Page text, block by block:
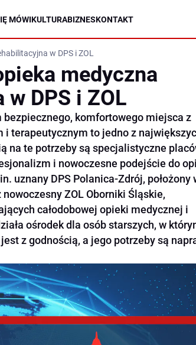
MÓWIKULTURABIZNESKONTAKT
w DPS i ZOL
medyczna
DPS i ZOL
komfortowego miejsca z
i terapeutycznym to jedno z
na te potrzeby są specjalistyczne
i nowoczesne podejście do
uznany DPS Polanica-Zdrój, położony
ZOL Oborniki Śląskie,
całodobowej opieki medycznej i
ośrodek dla osób starszych, w
z godnością, a jego potrzeby są